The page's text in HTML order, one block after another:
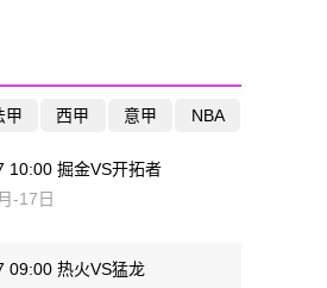
甲 西甲 意甲 NBA
10:00 掘金VS开拓者
-17日
09:00 热火VS猛龙